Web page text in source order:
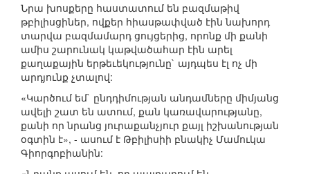
Նրա խոսքերը հաստատում են բազմաթիվ
թբիլիսցիներ, ովքեր հիասթափված էին նախորդ
տարվա բազմամարդ ցույցերից, որոնք մի քանի
ամիս շարունակ կաթվածահար էին արել
քաղաքային երթեւեկությունը` այդպես էլ ոչ մի
արդյունք չտալով:
«Կարծում եմ` ընդդիմության անդամները միմյանց
ավելի շատ են ատում, քան կառավարությանը,
քանի որ նրանց յուրաքանչյուր քայլ իշխանության
օգտին է», - ասում է Թբիլիսիի բնակիչ Մամուկա
Գիորգոբիանին: